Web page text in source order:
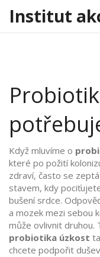
Institut
Když mluvíme o
které po požití
zdraví, často se
stavem, kdy
bušení srdce.
a mozek mezi sebou
může ovlivnit druhou.
probiotika úzkost
chcete podpořit